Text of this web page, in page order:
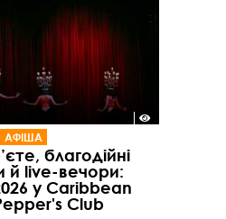
АФІША
благодійні
й live-вечори:
у Caribbean
Club